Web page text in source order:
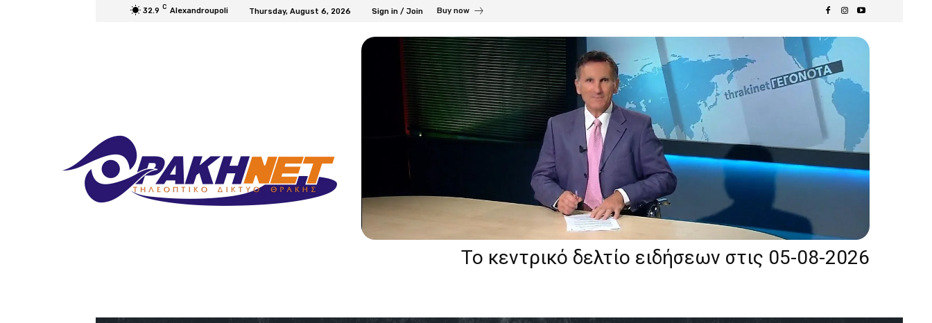
32.9 C Alexandroupoli Thursday, August 6, 2026 Sign in / Join Buy now
Το κεντρικό δελτίο ειδήσεων στις 05-08-2026